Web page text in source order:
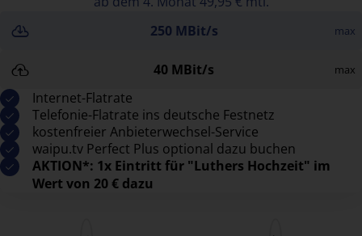
250 MBit/s max
40 MBit/s max
Internet-Flatrate
Telefonie-Flatrate ins deutsche Festnetz
kostenfreier Anbieterwechsel-Service
waipu.tv Perfect Plus optional dazu buchen
AKTION*: 1x Eintritt für "Luthers Hochzeit" im
Wert von 20 € dazu